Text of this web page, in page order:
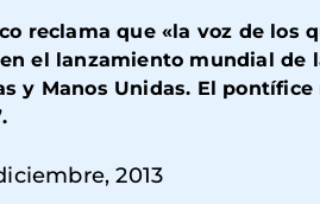
reclama que «la voz de
el lanzamiento mundial de
y Manos Unidas. El
2013